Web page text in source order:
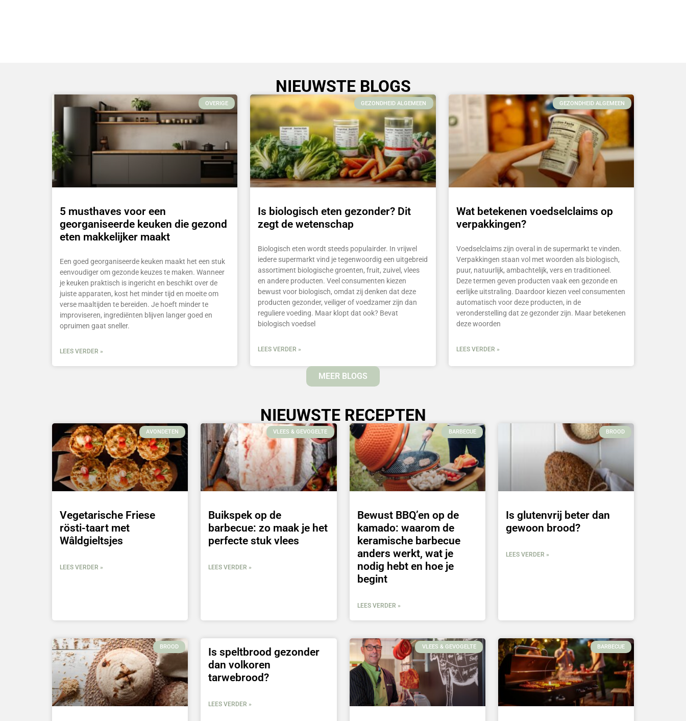
NIEUWSTE BLOGS
OVERIGE
5 musthaves voor een
georganiseerde keuken die gezond
eten makkelijker maakt
Een goed georganiseerde keuken maakt het een stuk
eenvoudiger om gezonde keuzes te maken. Wanneer
je keuken praktisch is ingericht en beschikt over de
juiste apparaten, kost het minder tijd en moeite om
verse maaltijden te bereiden. Je hoeft minder te
improviseren, ingrediënten blijven langer goed en
opruimen gaat sneller.
LEES VERDER »
GEZONDHEID ALGEMEEN
Is biologisch eten gezonder? Dit
zegt de wetenschap
Biologisch eten wordt steeds populairder. In vrijwel
iedere supermarkt vind je tegenwoordig een uitgebreid
assortiment biologische groenten, fruit, zuivel, vlees
en andere producten. Veel consumenten kiezen
bewust voor biologisch, omdat zij denken dat deze
producten gezonder, veiliger of voedzamer zijn dan
reguliere voeding. Maar klopt dat ook? Bevat
biologisch voedsel
LEES VERDER »
GEZONDHEID ALGEMEEN
Wat betekenen voedselclaims op
verpakkingen?
Voedselclaims zijn overal in de supermarkt te vinden.
Verpakkingen staan vol met woorden als biologisch,
puur, natuurlijk, ambachtelijk, vers en traditioneel.
Deze termen geven producten vaak een gezonde en
eerlijke uitstraling. Daardoor kiezen veel consumenten
automatisch voor deze producten, in de
veronderstelling dat ze gezonder zijn. Maar betekenen
deze woorden
LEES VERDER »
MEER BLOGS
NIEUWSTE RECEPTEN
AVONDETEN
Vegetarische Friese
rösti-taart met
Wâldgieltsjes
LEES VERDER »
VLEES & GEVOGELTE
Buikspek op de
barbecue: zo maak je het
perfecte stuk vlees
LEES VERDER »
BARBECUE
Bewust BBQ’en op de
kamado: waarom de
keramische barbecue
anders werkt, wat je
nodig hebt en hoe je
begint
LEES VERDER »
BROOD
Is glutenvrij beter dan
gewoon brood?
LEES VERDER »
BROOD
Is speltbrood gezonder
dan volkoren
tarwebrood?
LEES VERDER »
VLEES & GEVOGELTE BARBECUE